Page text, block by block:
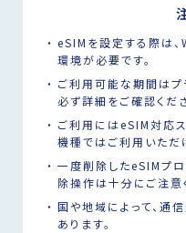
eSIMを設定する際は、
環境が必要です。
ご利用可能な期間はプ
必ず詳細をご確認くださ
ご利用にはeSIM対応
機種ではご利用いただ
一度削除したeSIMプロ
除操作は十分にご注意
国や地域によって、通
あります。